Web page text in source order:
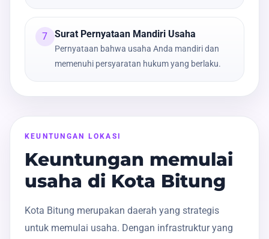
7 Surat Pernyataan Mandiri Usaha
Pernyataan bahwa usaha Anda mandiri dan
memenuhi persyaratan hukum yang berlaku.
KEUNTUNGAN LOKASI
Keuntungan memulai
usaha di Kota Bitung
Kota Bitung merupakan daerah yang strategis
untuk memulai usaha. Dengan infrastruktur yang